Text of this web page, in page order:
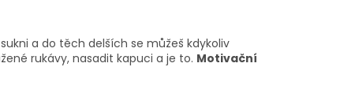
a do těch delších se můžeš kdykoliv
rukávy, nasadit kapuci a je to. Motivační